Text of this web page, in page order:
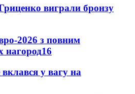
виграли бронзу
2026 з повним
нагород16
у вагу на